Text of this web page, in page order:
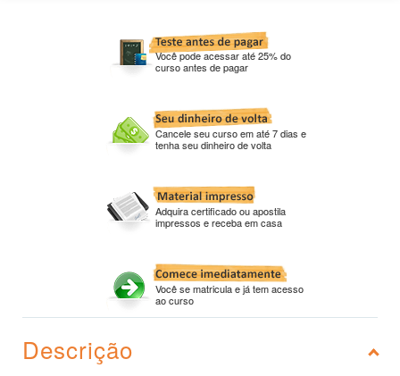
Você pode acessar até 25% do
curso antes de pagar
Cancele seu curso em até 7 dias e
tenha seu dinheiro de volta
Adquira certificado ou apostila
impressos e receba em casa
Você se matricula e já tem acesso
ao curso
Descrição